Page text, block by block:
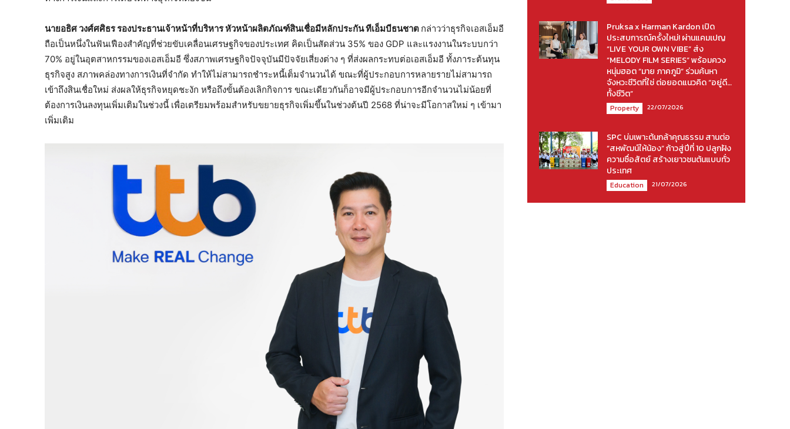
นายอธิศ วงศ์ศศิธร รองประธานเจ้าหน้าที่บริหาร หัวหน้าผลิตภัณฑ์สินเชื่อมีหลักประกัน ทีเอ็มบีธนชาต กล่าวว่าธุรกิจเอสเอ็มอี
ถือเป็นหนึ่งในฟันเฟืองสำคัญที่ช่วยขับเคลื่อนเศรษฐกิจของประเทศ คิดเป็นสัดส่วน 35% ของ GDP และแรงงานในระบบกว่า
70% อยู่ในอุตสาหกรรมของเอสเอ็มอี ซึ่งสภาพเศรษฐกิจปัจจุบันมีปัจจัยเสี่ยงต่าง ๆ ที่ส่งผลกระทบต่อเอสเอ็มอี ทั้งภาระต้นทุน
ธุรกิจสูง สภาพคล่องทางการเงินที่จำกัด ทำให้ไม่สามารถชำระหนี้เต็มจำนวนได้ ขณะที่ผู้ประกอบการหลายรายไม่สามารถ
เข้าถึงสินเชื่อใหม่ ส่งผลให้ธุรกิจหยุดชะงัก หรือถึงขั้นต้องเลิกกิจการ ขณะเดียวกันก็อาจมีผู้ประกอบการอีกจำนวนไม่น้อยที่
ต้องการเงินลงทุนเพิ่มเติมในช่วงนี้ เพื่อเตรียมพร้อมสำหรับขยายธุรกิจเพิ่มขึ้นในช่วงต้นปี 2568 ที่น่าจะมีโอกาสใหม่ ๆ เข้ามา
เพิ่มเติม
Pruksa x Harman Kardon เปิด
ประสบการณ์ครั้งใหม่! ผ่านแคมเปญ
“LIVE YOUR OWN VIBE” ส่ง
“MELODY FILM SERIES” พร้อมควง
หนุ่มฮอต “มาย ภาคภูมิ” ร่วมค้นหา
จังหวะชีวิตที่ใช่ ต่อยอดแนวคิด “อยู่ดี…
ทั้งชีวิต”
Property 22/07/2026
SPC บ่มเพาะต้นกล้าคุณธรรม สานต่อ
“สหพัฒน์ให้น้อง” ก้าวสู่ปีที่ 10 ปลูกฝัง
ความซื่อสัตย์ สร้างเยาวชนต้นแบบทั่ว
ประเทศ
Education 21/07/2026